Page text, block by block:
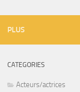
PLUS
CATEGORIES
Acteurs/actrices